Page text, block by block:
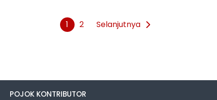
1 2 Selanjutnya
POJOK KONTRIBUTOR